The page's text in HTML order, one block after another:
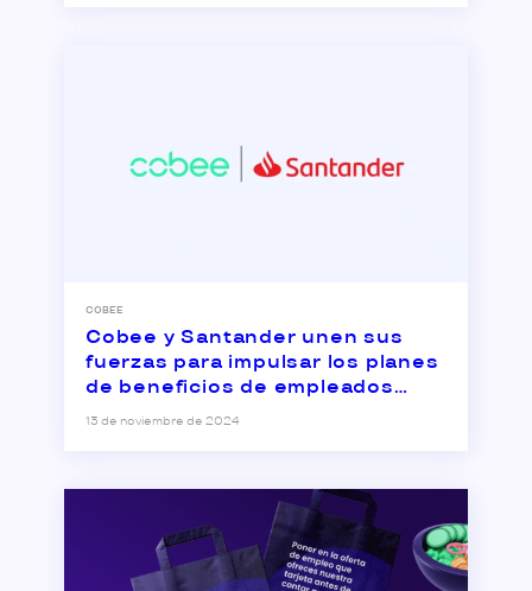
COBEE
Cobee y Santander unen sus
fuerzas para impulsar los planes
de beneficios de empleados
entre las pymes
13 de noviembre de 2024